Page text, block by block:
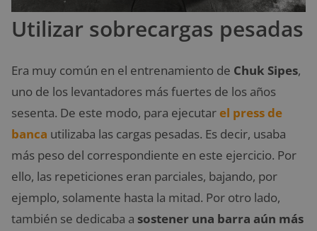
Utilizar sobrecargas pesadas
Era muy común en el entrenamiento de Chuk Sipes,
uno de los levantadores más fuertes de los años
sesenta. De este modo, para ejecutarel press de
banca utilizaba las cargas pesadas. Es decir, usaba
más peso del correspondiente en este ejercicio. Por
ello, las repeticiones eran parciales, bajando, por
ejemplo, solamente hasta la mitad. Por otro lado,
también se dedicaba a sostener una barra aún más